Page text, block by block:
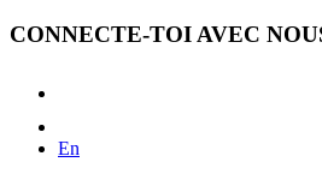
CONNECTE-TOI AVEC
En